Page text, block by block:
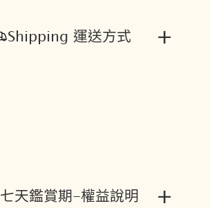
Shipping 運送方式 +
七天鑑賞期-權益說明 +